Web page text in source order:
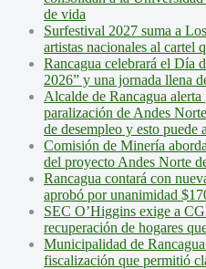
de vida
Surfestival 2027 suma a
artistas nacionales al cartel
Rancagua celebrará el Día
2026” y una jornada llena
Alcalde de Rancagua
paralización de Andes
de desempleo y esto puede
Comisión de Minería
del proyecto Andes Norte
Rancagua contará con
aprobó por unanimidad
SEC O’Higgins exige a
recuperación de hogares
Municipalidad de
fiscalización que permitió